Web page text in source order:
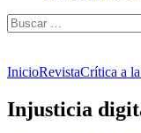
Buscar:
InicioRevistaCrítica a
Injusticia